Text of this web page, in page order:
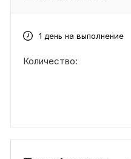
1 день на выполнение
Количество: